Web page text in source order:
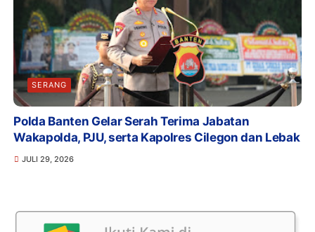
SERANG
Polda Banten Gelar Serah Terima Jabatan
Wakapolda, PJU, serta Kapolres Cilegon dan Lebak
JULI 29, 2026